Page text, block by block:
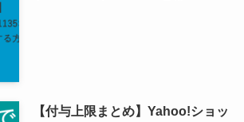
【付与上限まとめ】Yahoo!ショッ